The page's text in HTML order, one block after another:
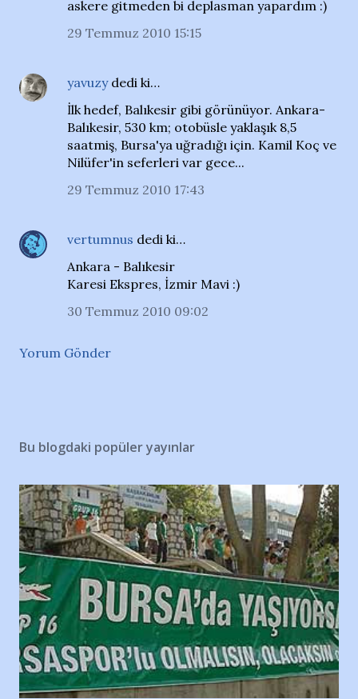
askere gitmeden bi deplasman yapardım :)
29 Temmuz 2010 15:15
yavuzydedi ki…
İlk hedef, Balıkesir gibi görünüyor. Ankara-
Balıkesir, 530 km; otobüsle yaklaşık 8,5
saatmiş, Bursa'ya uğradığı için. Kamil Koç ve
Nilüfer'in seferleri var gece...
29 Temmuz 2010 17:43
vertumnus dedi ki…
Ankara - Balıkesir
Karesi Ekspres, İzmir Mavi :)
30 Temmuz 2010 09:02
Yorum Gönder
Bu blogdaki popüler yayınlar